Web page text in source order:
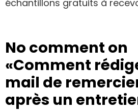
échantillons gratuits à
No comment on
«Comment
mail de
après un